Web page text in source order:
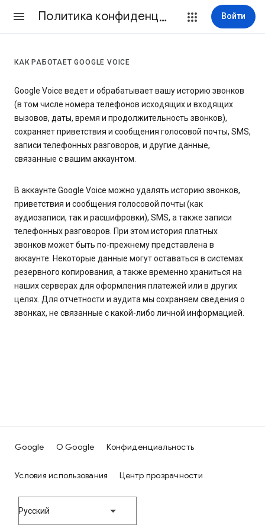
Политика конфиденциальности и Условия использования Войти
КАК РАБОТАЕТ GOOGLE VOICE
Google Voice ведет и обрабатывает вашу историю звонков
(в том числе номера телефонов исходящих и входящих
вызовов, даты, время и продолжительность звонков),
сохраняет приветствия и сообщения голосовой почты, SMS,
записи телефонных разговоров, и другие данные,
связанные с вашим аккаунтом.
В аккаунте Google Voice можно удалять историю звонков,
приветствия и сообщения голосовой почты (как
аудиозаписи, так и расшифровки), SMS, а также записи
телефонных разговоров. При этом история платных
звонков может быть по-прежнему представлена в
аккаунте. Некоторые данные могут оставаться в системах
резервного копирования, а также временно храниться на
наших серверах для оформления платежей или в других
целях. Для отчетности и аудита мы сохраняем сведения о
звонках, не связанные с какой-либо личной информацией.
Google О Google Конфиденциальность
Условия использования Центр прозрачности
Русский